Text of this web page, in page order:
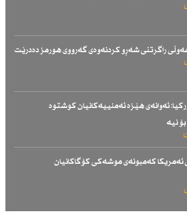
راگرتنی شەڕو كردنەوەی گەرووی هورمز دەدرێت
ئەوانەی هێزە ئەمنییەكانیان كوشتوە
نیە
كەمبونەی موشەكی كۆگاكانیان